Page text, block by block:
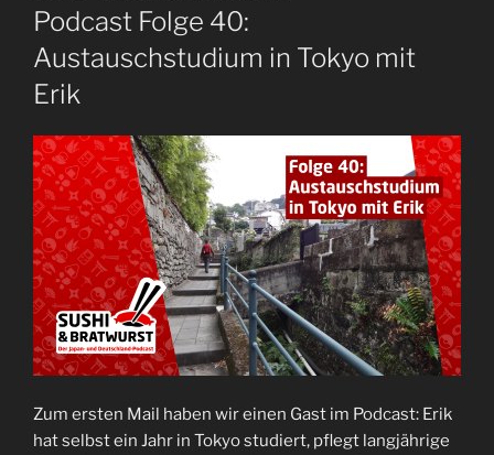
AM
Podcast Folge 40:
Austauschstudium in Tokyo mit
Erik
Zum ersten Mail haben wir einen Gast im Podcast: Erik
hat selbst ein Jahr in Tokyo studiert, pflegt langjährige